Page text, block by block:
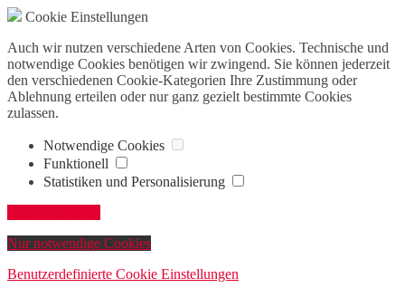
Cookie Einstellungen
Auch wir nutzen verschiedene Arten von Cookies. Technische und
notwendige Cookies benötigen wir zwingend. Sie können jederzeit
den verschiedenen Cookie-Kategorien Ihre Zustimmung oder
Ablehnung erteilen oder nur ganz gezielt bestimmte Cookies
zulassen.
Notwendige Cookies
Funktionell
Statistiken und Personalisierung
Nur notwendige Cookies
Benutzerdefinierte Cookie Einstellungen